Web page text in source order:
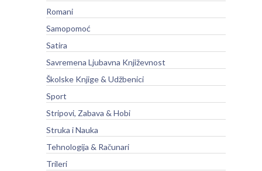
Romani
Samopomoć
Satira
Savremena Ljubavna Književnost
Školske Knjige & Udžbenici
Sport
Stripovi, Zabava & Hobi
Struka i Nauka
Tehnologija & Računari
Trileri